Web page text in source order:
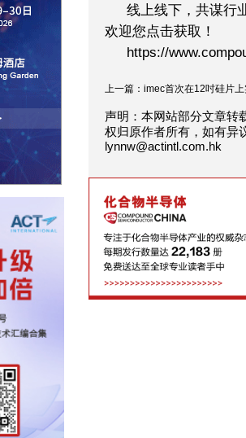
线上线下，共谋行
欢迎您点击获取！
https://
上一篇：imec首次在12吋硅片上
声明：本网站部分文章转
权归原作者所有，如有异
lynnw@actintl.com.hk